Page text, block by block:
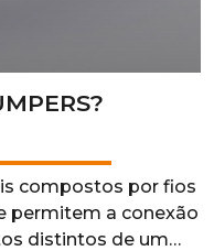
compostos por fios
permitem a conexão
distintos de um